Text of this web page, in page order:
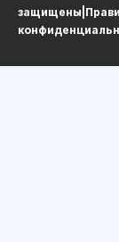
защищеныㅤ|ㅤ